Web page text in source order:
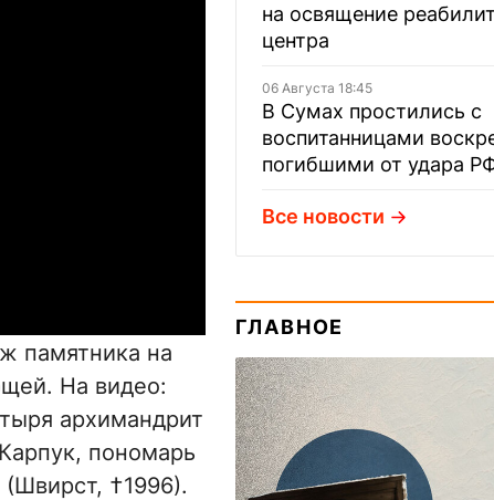
памятника на
На видео:
архимандрит
пономарь
†1996).
на освящение
центра
06 Августа 18:45
В Сумах простились с
воспитанницами
погибшими от удара
Все новости
ГЛАВНОЕ